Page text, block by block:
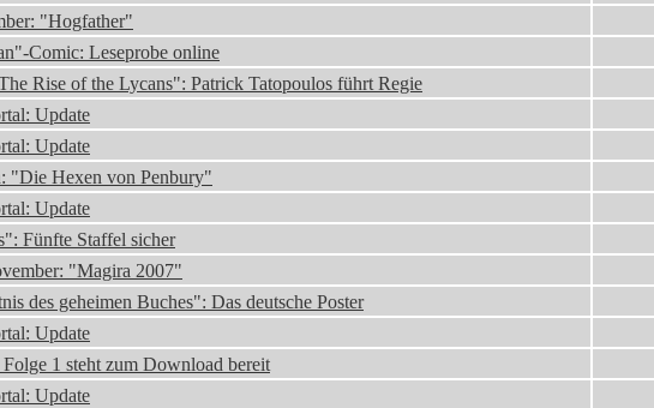
"Hogfather"
Comic: Leseprobe online
Rise of the Lycans": Patrick Tatopoulos führt Regie
Update
Update
"Die Hexen von Penbury"
Update
Fünfte Staffel sicher
"Magira 2007"
des geheimen Buches": Das deutsche Poster
Update
1 steht zum Download bereit
Update